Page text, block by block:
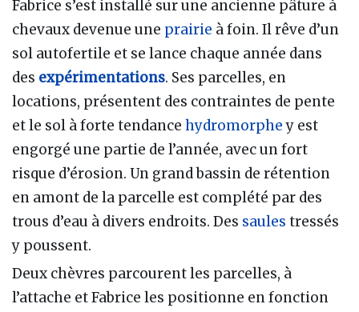
Fabrice s’est installé sur une ancienne pâture à
chevaux devenue une prairie à foin. Il rêve d’un
sol autofertile et se lance chaque année dans
des expérimentations. Ses parcelles, en
locations, présentent des contraintes de pente
et le sol à forte tendance hydromorphey est
engorgé une partie de l’année, avec un fort
risque d’érosion. Un grand bassin de rétention
en amont de la parcelle est complété par des
trous d’eau à divers endroits. Des saules tressés
y poussent.
Deux chèvres parcourent les parcelles, à
l’attache et Fabrice les positionne en fonction